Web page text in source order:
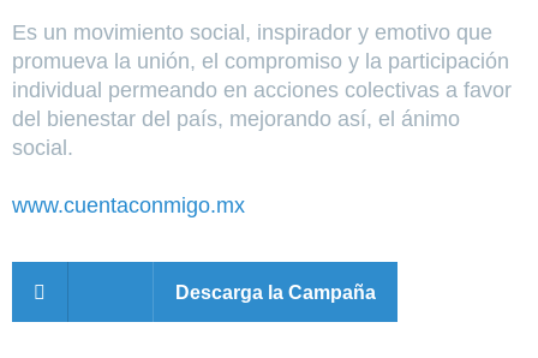
Es un movimiento social, inspirador y emotivo que
promueva la unión, el compromiso y la participación
individual permeando en acciones colectivas a favor
del bienestar del país, mejorando así, el ánimo
social.
www.cuentaconmigo.mx
Descarga la Campaña